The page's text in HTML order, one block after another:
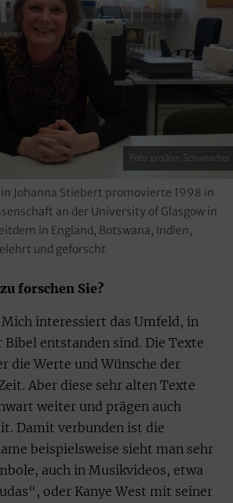
Foto: pro/Jörn Schumacher
Johanna Stiebert promovierte 1998 in
an der University of Glasgow in
in England, Botswana, Indien,
und geforscht
forschen Sie?
interessiert das Umfeld, in
Bibel entstanden sind. Die Texte
die Werte und Wünsche der
Aber diese sehr alten Texte
weiter und prägen auch
Damit verbunden ist die
beispielsweise sieht man sehr
auch in Musikvideos, etwa
oder Kanye West mit seiner